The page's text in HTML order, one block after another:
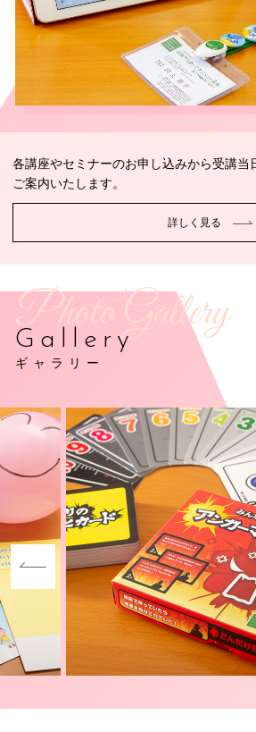
各講座やセミナーのお申し込みから受講当
ご案内いたします。
詳しく見る
Photo Gallery
Gallery
ギャラリー